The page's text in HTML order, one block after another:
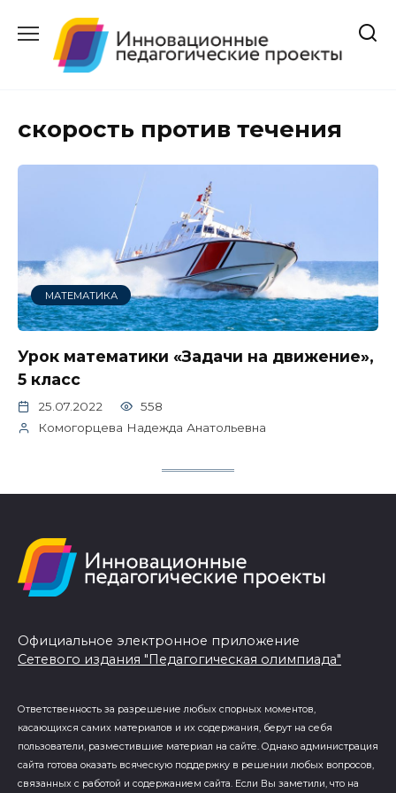
содержанию
скорость против течения
МАТЕМАТИКА
Урок математики «Задачи на движение»,
5 класс
25.07.2022
558
Комогорцева Надежда Анатольевна
Официальное электронное приложение
Сетевого издания "Педагогическая олимпиада"
Ответственность за разрешение любых спорных моментов,
касающихся самих материалов и их содержания, берут на себя
пользователи, разместившие материал на сайте. Однако администрация
сайта готова оказать всяческую поддержку в решении любых вопросов,
связанных с работой и содержанием сайта. Если Вы заметили, что на